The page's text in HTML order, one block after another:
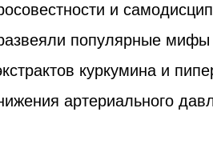
и
популярные мифы
куркумина и
артериального